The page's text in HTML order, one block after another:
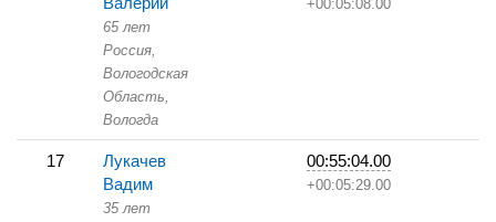
65 лет
Россия,
Вологодская
Область,
Вологда
+00:05:08.00
17
Лукачев
Вадим
35 лет
00:55:04.00
+00:05:29.00